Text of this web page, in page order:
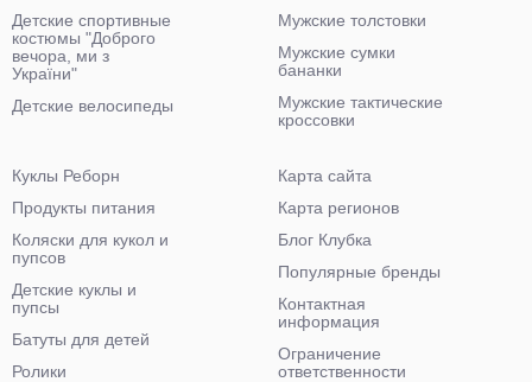
Детские спортивные
костюмы "Доброго
вечора, ми з
України"
Детские велосипеды
Мужские толстовки
Мужские сумки
бананки
Мужские тактические
кроссовки
Куклы Реборн
Продукты питания
Коляски для кукол и
пупсов
Детские куклы и
пупсы
Батуты для детей
Ролики
Карта сайта
Карта регионов
Блог Клубка
Популярные бренды
Контактная
информация
Ограничение
ответственности